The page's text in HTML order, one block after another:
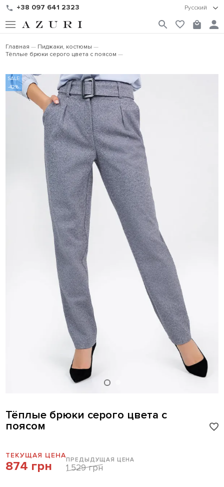
+38 097 641 2323 Русский
Главная
Пиджаки, костюмы
Тёплые брюки серого цвета с поясом
Тёплые брюки серого цвета с
поясом
ТЕКУЩАЯ ЦЕНА
874 грн ПРЕДЫДУЩАЯ ЦЕНА
1 529 грн